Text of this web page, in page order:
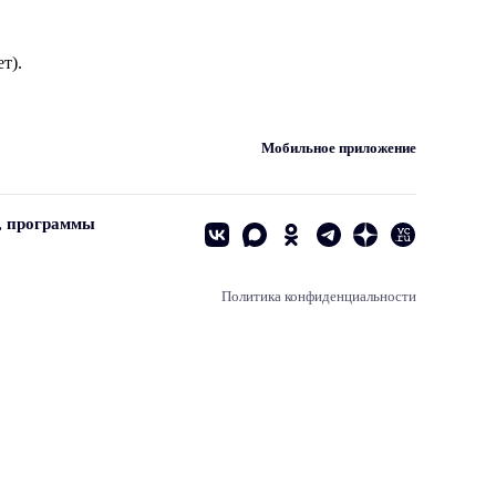
Мобильное приложение
программы
Политика конфиденциальности